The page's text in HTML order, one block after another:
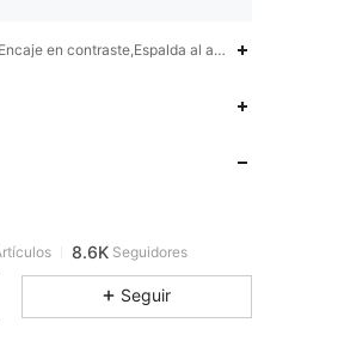
en contraste,Espalda al
8.6K Seguidores
8.6K
Seguir